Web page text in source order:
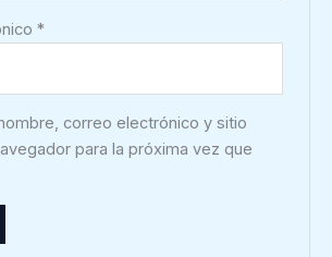
*
correo electrónico y sitio
para la próxima vez que